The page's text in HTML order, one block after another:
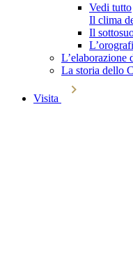
Vedi tutto
Il clima
Il
L’elaborazione
La storia dello
Visita